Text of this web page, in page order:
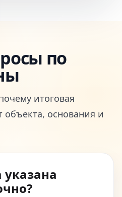
по
итоговая
объекта, основания и